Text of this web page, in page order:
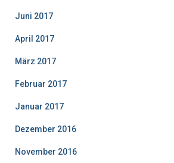
Juni 2017
April 2017
März 2017
Februar 2017
Januar 2017
Dezember 2016
November 2016